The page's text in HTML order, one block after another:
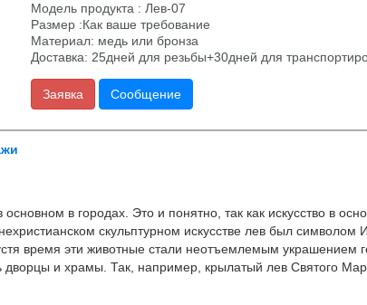
Модель продукта : Лев-07
Размер :Как ваше требование
Материал: медь или бронза
Доставка: 25дней для резьбы+30дней для
Заявка Сообщение
в городах. Это и понятно, так как искусство в
скульптурном искусстве лев был символом
время эти животные стали неотъемлемым украшением
дворцы и храмы. Так, например, крылатый лев Святого